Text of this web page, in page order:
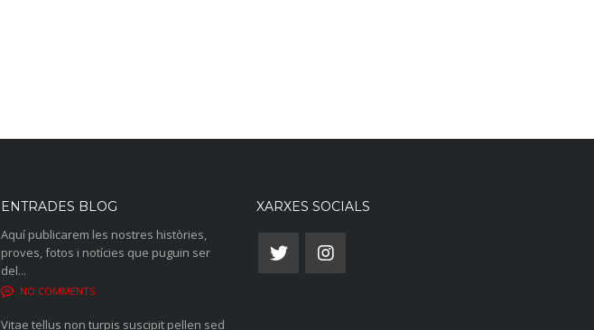
ENTRADES BLOG
Aquí publicarem les nostres històries,
proves, fotos i notícies que puguin ser
del...
NO COMMENTS
Vitae tellus non turpis suscipit pellen sed
XARXES SOCIALS